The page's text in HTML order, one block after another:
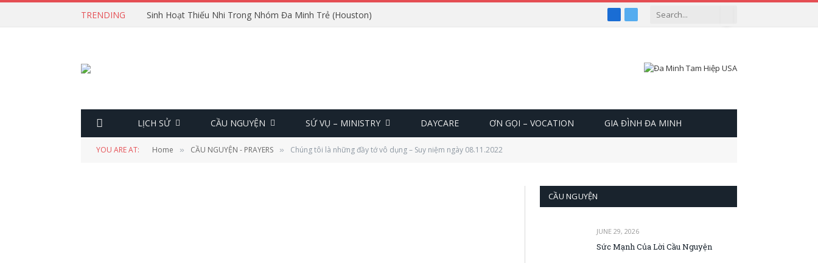
TRENDING Sinh Hoạt Thiếu Nhi Trong Nhóm Đa Minh Trẻ (Houston) Facebook
Twitter
LỊCH SỬ CẦU NGUYỆN SỨ VỤ – MINISTRY DAYCARE ƠN GỌI – VOCATION GIA ĐÌNH ĐA MINH
YOU ARE AT: Home » CẦU NGUYỆN - PRAYERS » Chúng tôi là những đầy tớ vô dụng – Suy niệm ngày 08.11.2022
CẦU NGUYỆN
JUNE 29, 2026
Sức Mạnh Của Lời Cầu Nguyện